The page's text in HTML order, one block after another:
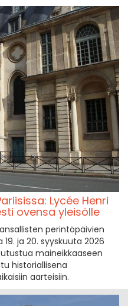
Lycée Henri
ovensa yleisölle
perintöpäivien
ja 20. syyskuuta 2026
maineikkaaseen
historiallisena
aarteisiin.